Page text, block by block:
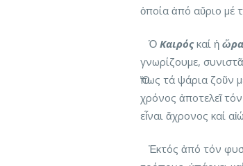
ὁποία ἀπό αὔριο μέ
Ὁ Καιρόςκαί ἡ ὥρα
γνωρίζουμε,
Ὅπως τά ψάρια ζοῦν
χρόνος ἀποτελεῖ
εἶναι ἄχρονος καί
Ἐκτός ἀπό τόν